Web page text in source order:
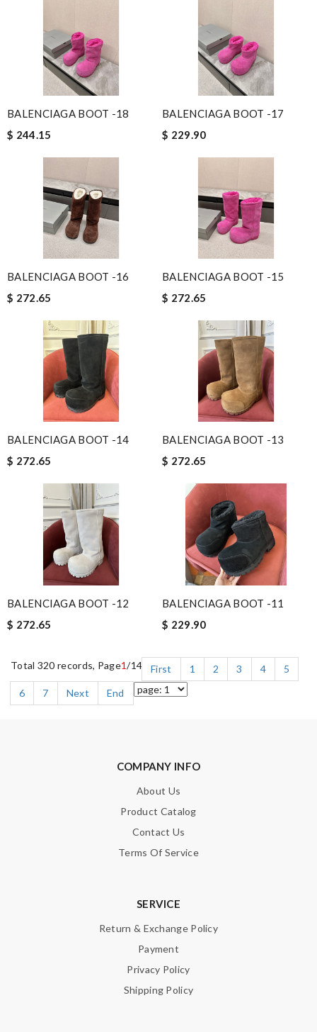
BALENCIAGA BOOT -18
$ 244.15
BALENCIAGA BOOT -17
$ 229.90
BALENCIAGA BOOT -16
$ 272.65
BALENCIAGA BOOT -15
$ 272.65
BALENCIAGA BOOT -14
$ 272.65
BALENCIAGA BOOT -13
$ 272.65
BALENCIAGA BOOT -12
$ 272.65
BALENCIAGA BOOT -11
$ 229.90
Total 320 records, Page1/14 First 1 2 3 4
5
6
7 Next End
COMPANY INFO
About Us
Product Catalog
Contact Us
Terms Of Service
SERVICE
Return & Exchange Policy
Payment
Privacy Policy
Shipping Policy